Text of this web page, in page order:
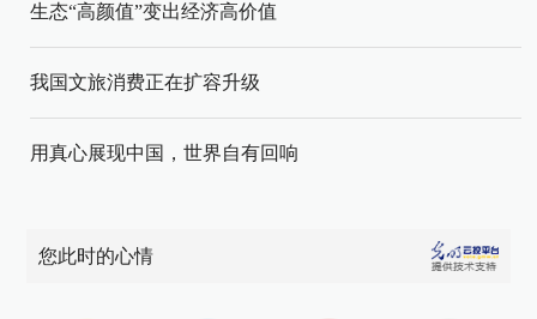
生态“高颜值”变出经济高价值
我国文旅消费正在扩容升级
用真心展现中国，世界自有回响
您此时的心情